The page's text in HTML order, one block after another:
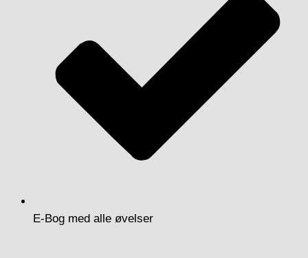
E-Bog med alle øvelser